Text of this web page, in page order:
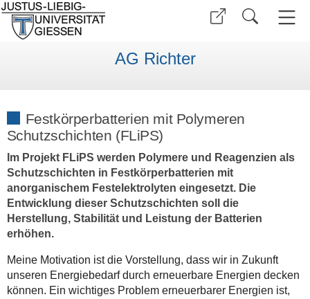
AG Richter
Festkörperbatterien mit Polymeren
Schutzschichten (FLiPS)
Im Projekt FLiPS werden Polymere und Reagenzien als
Schutzschichten in Festkörperbatterien mit
anorganischem Festelektrolyten eingesetzt. Die
Entwicklung dieser Schutzschichten soll die
Herstellung, Stabilität und Leistung der Batterien
erhöhen.
Meine Motivation ist die Vorstellung, dass wir in Zukunft
unseren Energiebedarf durch erneuerbare Energien decken
können. Ein wichtiges Problem erneuerbarer Energien ist,